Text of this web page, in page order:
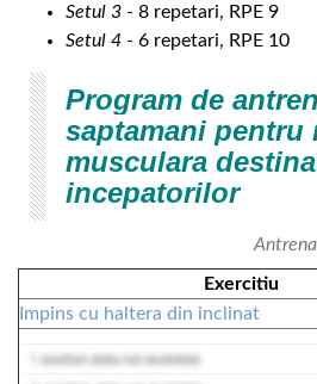
Setul 3 - 8 repetari, RPE 9
Setul 4 - 6 repetari, RPE 10
Program de
saptamani pentru
musculara
incepatorilor
Exercitiu
Impins cu haltera din inclinat